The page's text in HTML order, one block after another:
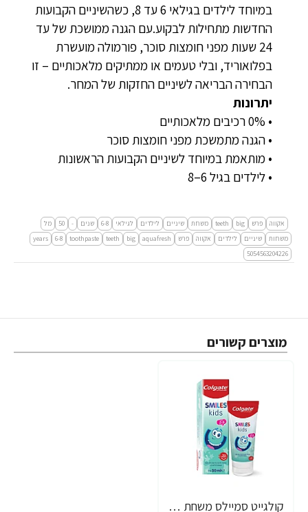
במיוחד לילדים בגילאי 6 עד 8, כשהשיניים הקבועות
החדשות מתחילות לבקוע.עם הגנה ממושכת של עד
24 שעות מפני חומצות סוכר, פורמולה מועשרת
בפלואוריד, ובלי טעמים או ממתיקים מלאכותיים – זו
הבחירה הבריאה לשיניים החזקות של המחר.
יתרונות
• 0% רכיבים מלאכותיים
• הגנה מתמשכת מפני חומצות סוכר
• מותאמת במיוחד לשיניים הקבועות הראשונות
• לילדים בגיל 6–8
אקווה פרש big
teeth משחת שיניים לילדים לגילאי 6-8 שנים -
50
מל
משחות
שיניים לילדים אקווה פרש aquafresh
big
teeth
toothpaste
6-8
years
5054563204226
מוצרים קשורים
קולגייט סמיילס משחת שיניים לילדים בגילאי 2-5 שנים 50 מ"ל - מבית Colgate